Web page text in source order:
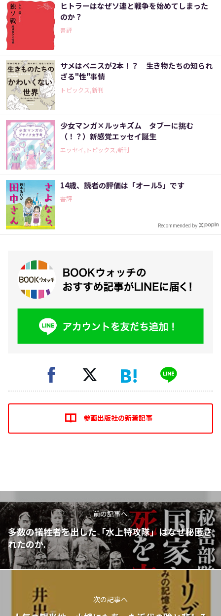
ヒトラーはなぜソ連と戦争を始めてしまった
のか？
書評
サメはペニスが2本！？ 生き物たちの知られ
ざる"性"事情
トピックス,新刊
少女マンガ×ルッキズム タブーに挑む
（！？）新感覚エッセイ誕生
エッセイ,トピックス,新刊
14歳、読者の評価は「オール5」です
書評
Recommended by
参画出版社の新着記事
前の記事へ
多数の犠牲者を出した「水上特攻隊」はなぜ秘匿さ
れたのか.
次の記事へ